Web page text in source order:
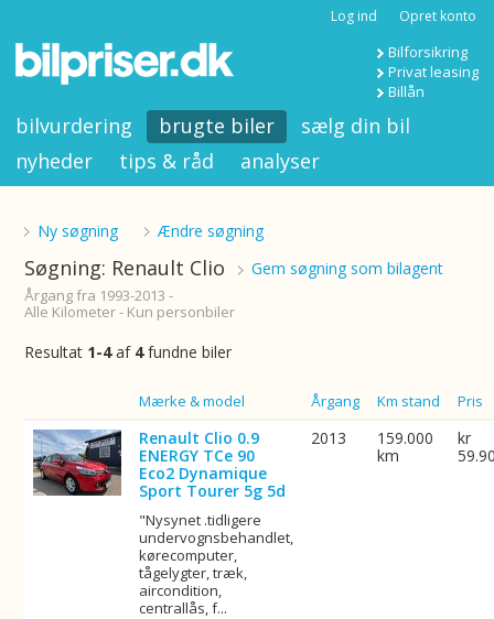
Log ind Opret konto
Bilforsikring
Privat leasing
Billån
bilvurdering brugte biler
sælg din bil
nyheder
tips & råd analyser
Ny søgning Ændre søgning
Søgning: Renault Clio Gem søgning som bilagent
Årgang fra 1993-2013 -
Alle Kilometer - Kun personbiler
Resultat 1-4af 4fundne biler
Mærke & model Årgang Km stand Pris
Renault Clio 0.9
ENERGY TCe 90
Eco2 Dynamique
Sport Tourer 5g 5d
"Nysynet .tidligere
undervognsbehandlet,
kørecomputer,
tågelygter, træk,
aircondition,
centrallås, f...
2013
159.000
km
kr